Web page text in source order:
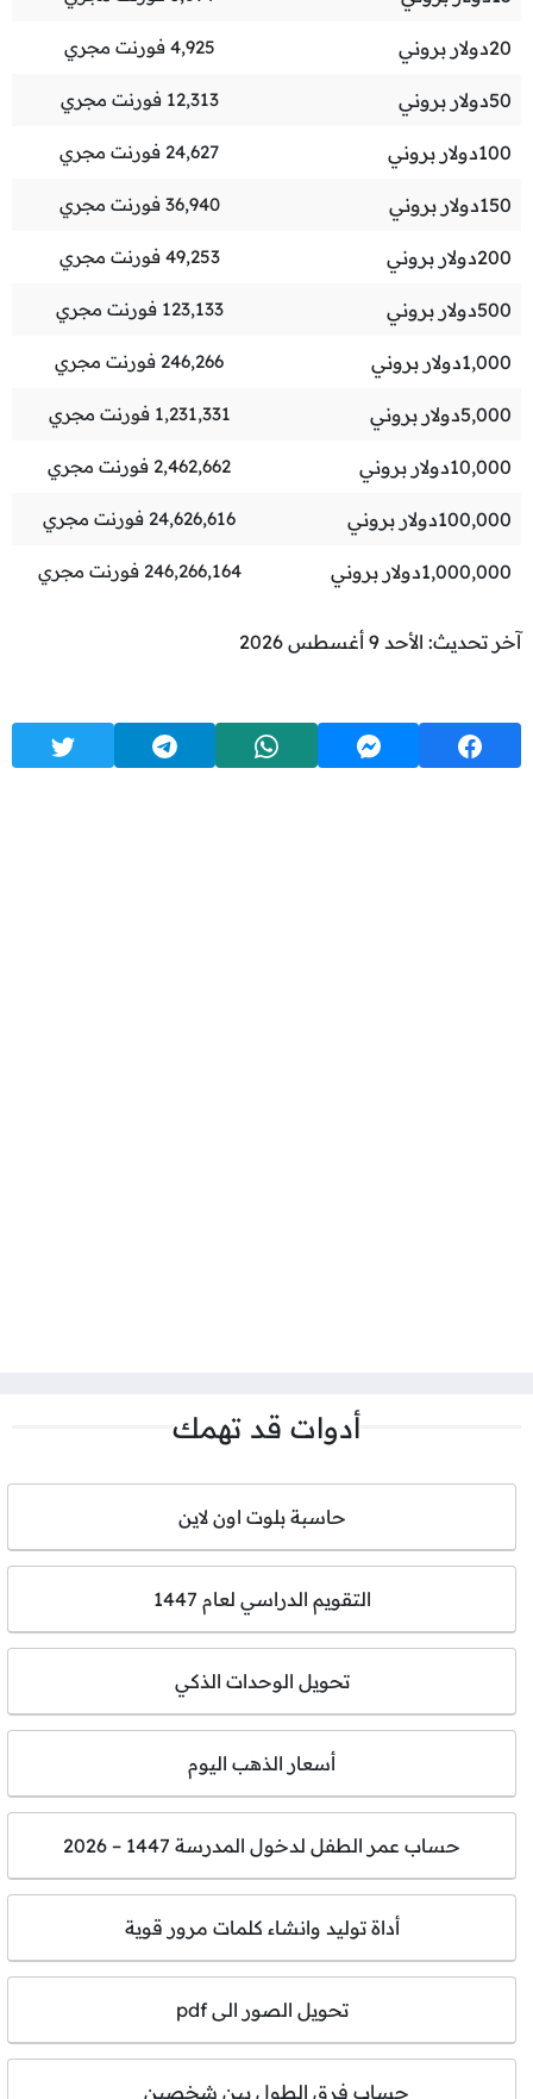
20دولار بروني 4,925 فورنت مجري
50دولار بروني 12,313 فورنت مجري
100دولار بروني 24,627 فورنت مجري
150دولار بروني 36,940 فورنت مجري
200دولار بروني 49,253 فورنت مجري
500دولار بروني 123,133 فورنت مجري
1,000دولار بروني 246,266 فورنت مجري
5,000دولار بروني 1,231,331 فورنت مجري
10,000دولار بروني 2,462,662 فورنت مجري
100,000دولار بروني 24,626,616 فورنت مجري
1,000,000دولار بروني 246,266,164 فورنت مجري
آخر تحديث: الأحد 9 أغسطس 2026
أدوات قد تهمك
حاسبة بلوت اون لاين
التقويم الدراسي لعام 1447
تحويل الوحدات الذكي
أسعار الذهب اليوم
حساب عمر الطفل لدخول المدرسة 1447 – 2026
أداة توليد وانشاء كلمات مرور قوية
تحويل الصور الى pdf
حساب فرق الطول بين شخصين